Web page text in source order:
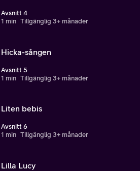
Avsnitt 4
1 min Tillgänglig 3+ månader
Hicka-sången
Avsnitt 5
1 min Tillgänglig 3+ månader
Liten bebis
Avsnitt 6
1 min Tillgänglig 3+ månader
Lilla Lucy